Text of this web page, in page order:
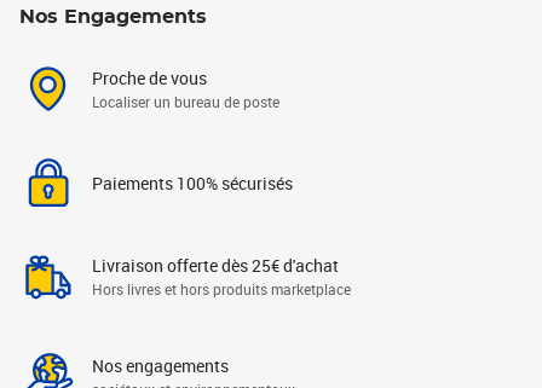
Nos Engagements
Proche de vous
Localiser un bureau de poste
Paiements 100% sécurisés
Livraison offerte dès 25€ d'achat
Hors livres et hors produits marketplace
Nos engagements